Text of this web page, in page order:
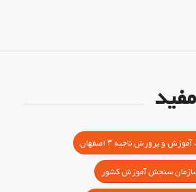
و پرورش ناحیه ۳ اصفهان
سنجش آموزش کشور